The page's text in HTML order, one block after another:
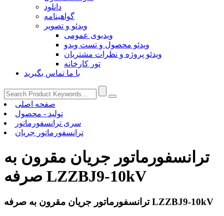
دانلود
گواهینامه
ویدئو و تصویر
ویدیوی عمومی
ویدئو محصول و تست ویدو
ویدئو پروژه و نظرات مشتریان
تور کارخانه
با ما تماس بگیرید
صفحه اصلی
تولید - محصول
سری ترانسفورماتور
ترانسفورماتور جریان
ترانسفورماتور جریان مقرون به
صرفه LZZBJ9-10kV
ترانسفورماتور جریان مقرون به صرفه LZZBJ9-10kV